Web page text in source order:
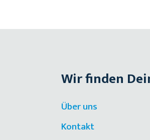
Wir finden
Über uns
Kontakt